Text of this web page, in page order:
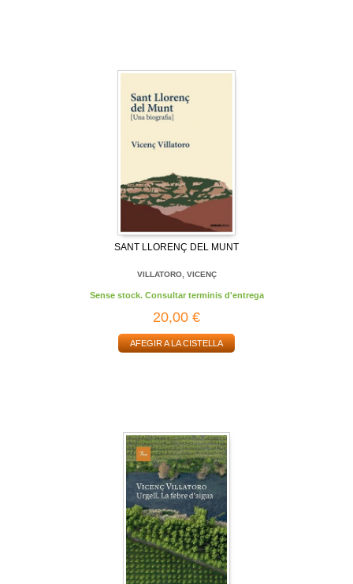
SANT LLORENÇ DEL MUNT
VILLATORO, VICENÇ
Sense stock. Consultar terminis d'entrega
20,00 €
AFEGIR A LA CISTELLA